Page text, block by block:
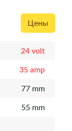
Цены
24 volt
35 amp
77 mm
55 mm